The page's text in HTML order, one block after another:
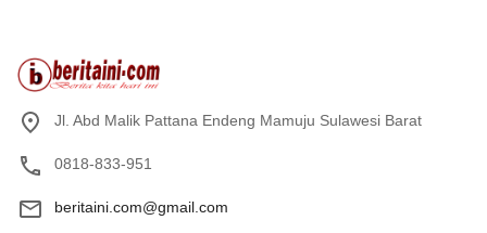
Jl. Abd Malik Pattana Endeng Mamuju Sulawesi Barat
0818-833-951
beritaini.com@gmail.com